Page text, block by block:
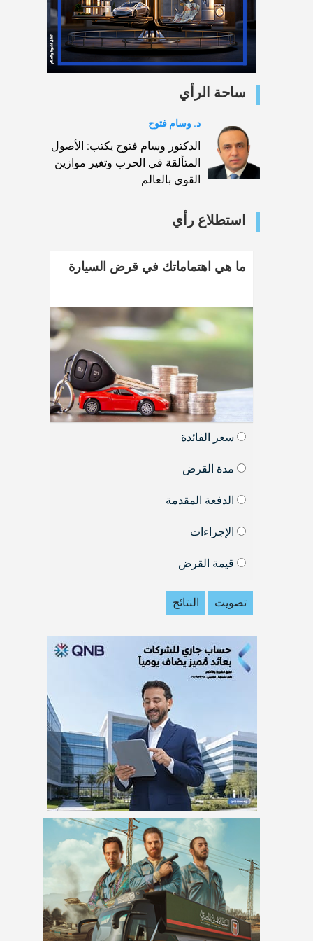
ساحة الرأي
د. وسام فتوح
الدكتور وسام فتوح يكتب: الأصول
المتألقة في الحرب وتغير موازين
القوي بالعالم
استطلاع رأي
ما هي اهتماماتك في قرض السيارة
سعر الفائدة
مدة القرض
الدفعة المقدمة
الإجراءات
قيمة القرض
تصويت النتائج